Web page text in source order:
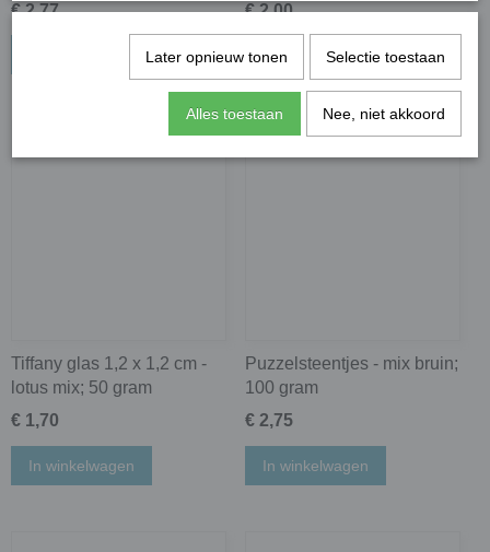
€ 2,77
€ 2,00
In winkelwagen
Tiffany glas 1,2 x 1,2 cm -
lotus mix; 50 gram
€ 1,70
In winkelwagen
Puzzelsteentjes - mix bruin;
100 gram
€ 2,75
In winkelwagen
Later opnieuw tonen Selectie toestaan
Alles toestaan Nee, niet akkoord